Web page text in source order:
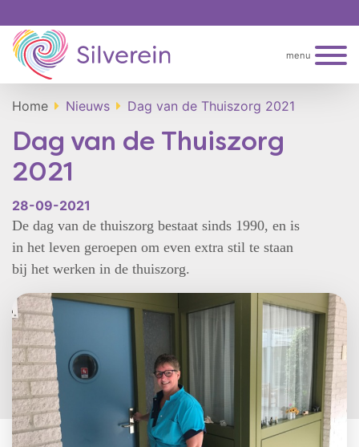
menu
Home Nieuws Dag van de Thuiszorg 2021
Dag van de Thuiszorg
2021
28-09-2021
De dag van de thuiszorg bestaat sinds 1990, en is
in het leven geroepen om even extra stil te staan
bij het werken in de thuiszorg.